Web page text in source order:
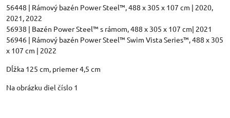
56448 | Rámový bazén Power Steel™, 488 x 305 x 107 cm | 2020,
2021, 2022
56938 | Bazén Power Steel™ s rámom, 488 x 305 x 107 cm| 2021
56946 | Rámový bazén Power Steel™ Swim Vista Series™, 488 x 305
x 107 cm | 2022
Dĺžka 125 cm, priemer 4,5 cm
Na obrázku diel číslo 1